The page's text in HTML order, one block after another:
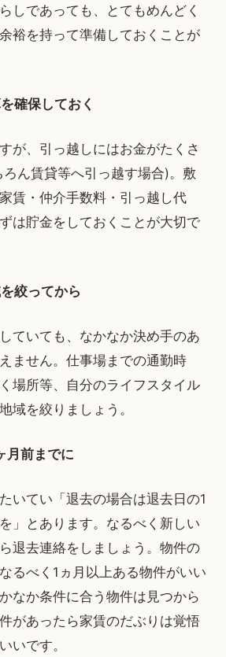
しであっても、とてもめんどく
裕を持って準備しておくことが
確保しておく
が、引っ越しにはお金がたくさ
ん賃貸等へ引っ越す場合)。敷
賃・仲介手数料・引っ越し代
は貯金をしておくことが大切で
絞ってから
ていても、なかなか決め手のあ
ません。仕事場までの通勤時
場所等、自分のライフスタイル
域を絞りましょう。
月前までに
いてい「退去の場合は退去日の1
」とあります。なるべく新しい
退去連絡をしましょう。物件の
るべく1ヵ月以上ある物件がいい
なか条件に合う物件は見つから
があったら家賃のだぶりは覚悟
いです。